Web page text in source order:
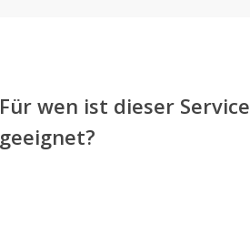
Für wen ist dieser Service
geeignet?